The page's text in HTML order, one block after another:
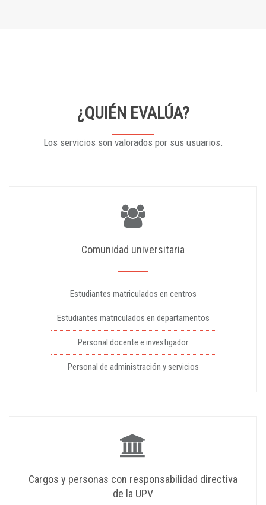
¿QUIÉN EVALÚA?
Los servicios son valorados por sus usuarios.
Comunidad universitaria
Estudiantes matriculados en centros
Estudiantes matriculados en departamentos
Personal docente e investigador
Personal de administración y servicios
Cargos y personas con responsabilidad directiva
de la UPV